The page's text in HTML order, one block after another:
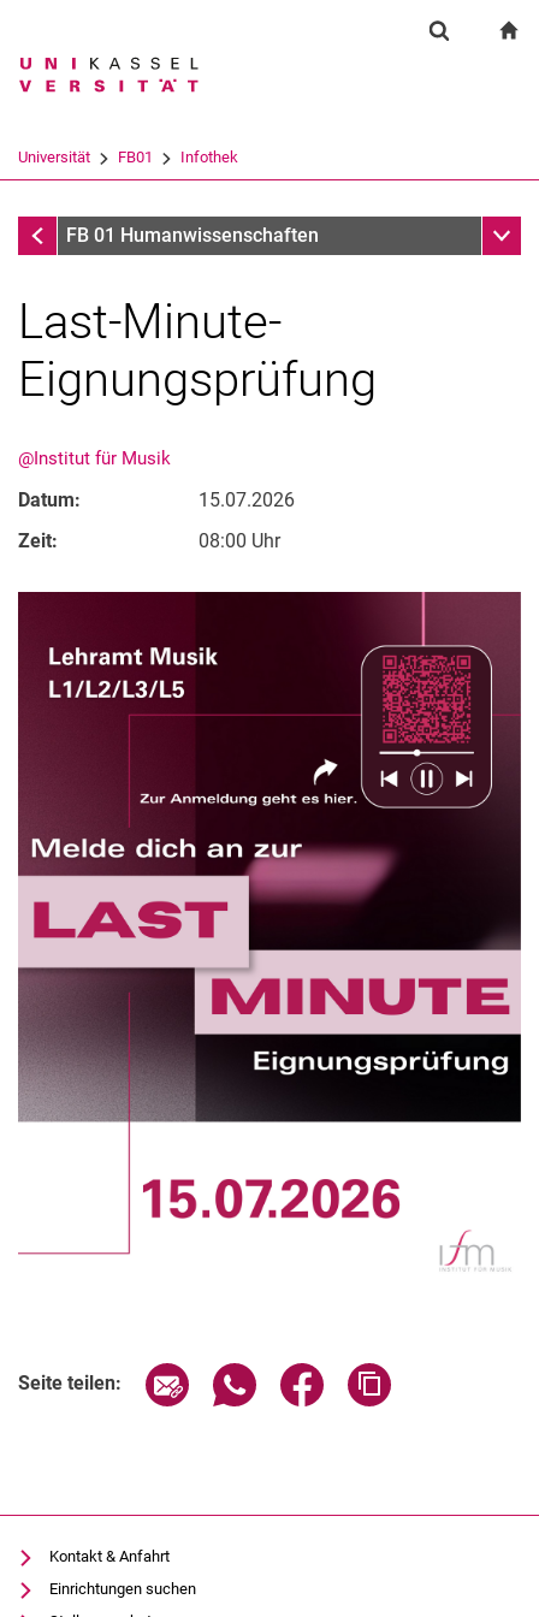
Springe direkt zu: Inhalt
Springe direkt zu: Suche
Springe direkt zu:
Suchbegriff
Suchen (öffnet externen Link in einem
Universität FB01 Infothek
InfothekFB 01 Humanwissenschaften
Termine
Last-Minute-
Eignungsprüfung
@Institut für Musik
Datum:
15.07.2026
Zeit:
08:00 Uhr
Seite teilen: Seite über E-Mail teilen
Seite über WhatsApp teilen
Seite über Facebook
Kontakt & Anfahrt
Einrichtungen suchen